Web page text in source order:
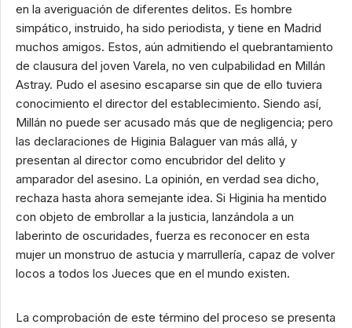
en la averiguación de diferentes delitos. Es hombre
simpático, instruido, ha sido periodista, y tiene en Madrid
muchos amigos. Estos, aún admitiendo el quebrantamiento
de clausura del joven Varela, no ven culpabilidad en Millán
Astray. Pudo el asesino escaparse sin que de ello tuviera
conocimiento el director del establecimiento. Siendo así,
Millán no puede ser acusado más que de negligencia; pero
las declaraciones de Higinia Balaguer van más allá, y
presentan al director como encubridor del delito y
amparador del asesino. La opinión, en verdad sea dicho,
rechaza hasta ahora semejante idea. Si Higinia ha mentido
con objeto de embrollar a la justicia, lanzándola a un
laberinto de oscuridades, fuerza es reconocer en esta
mujer un monstruo de astucia y marrullería, capaz de volver
locos a todos los Jueces que en el mundo existen.
La comprobación de este término del proceso se presenta